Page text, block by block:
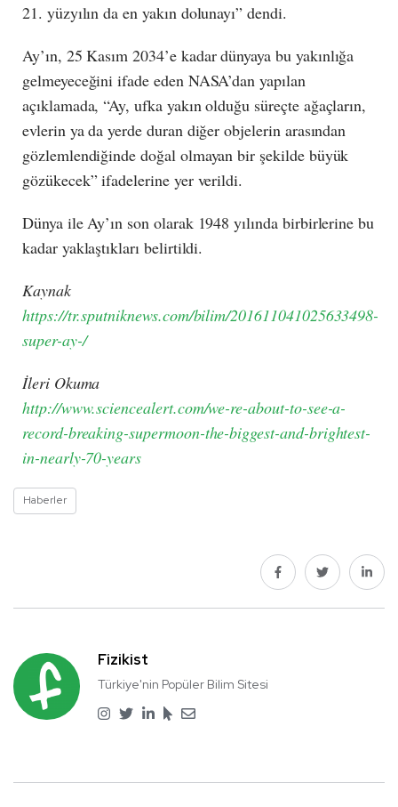
21. yüzyılın da en yakın dolunayı” dendi.
​Ay’ın, 25 Kasım 2034’e kadar dünyaya bu yakınlığa
gelmeyeceğini ifade eden NASA’dan yapılan
açıklamada, “Ay, ufka yakın olduğu süreçte ağaçların,
evlerin ya da yerde duran diğer objelerin arasından
gözlemlendiğinde doğal olmayan bir şekilde büyük
gözükecek” ifadelerine yer verildi.
​Dünya ile Ay’ın son olarak 1948 yılında birbirlerine bu
kadar yaklaştıkları belirtildi.
Kaynak
https://tr.sputniknews.com/bilim/201611041025633498-
super-ay-/
İleri Okuma
http://www.sciencealert.com/we-re-about-to-see-a-
record-breaking-supermoon-the-biggest-and-brightest-
in-nearly-70-years
Haberler
Fizikist
Türkiye'nin Popüler Bilim Sitesi